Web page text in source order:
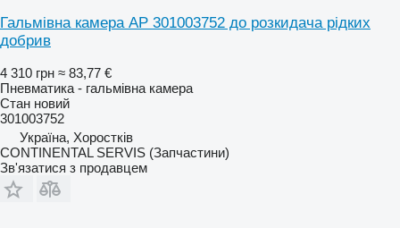
Гальмівна камера AP 301003752 до розкидача рідких
добрив
4 310 грн ≈ 83,77 €
Пневматика - гальмівна камера
Стан новий
301003752
Україна, Хоростків
CONTINENTAL SERVIS (Запчастини)
Зв'язатися з продавцем